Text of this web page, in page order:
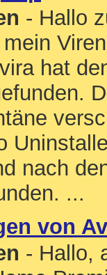
- Hallo
hat
nach
...
von
- Hallo,